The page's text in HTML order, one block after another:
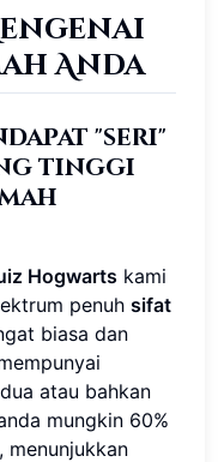
Anda
"seri"
tinggi
Hogwarts kami
penuh sifat
biasa dan
atau bahkan
mungkin 60%
menunjukkan